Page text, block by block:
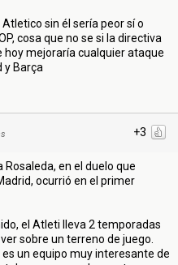
sin él sería peor sí o
cosa que no se si la directiva
hoy mejoraría cualquier ataque
y Barça
+3
en el duelo que
ocurrió en el primer
el Atleti lleva 2 temporadas
sobre un terreno de juego.
un equipo muy interesante de